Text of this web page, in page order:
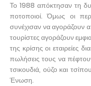
Το 1988 απόκτησαν τη
ποτοποιοί. Όμως οι
συνέχισαν να αγοράζουν
τουρίστες αγοράζουν
της κρίσης οι εταιρείες
πωλήσεις τους να
τσικουδιά, ούζο και
Ένωση.